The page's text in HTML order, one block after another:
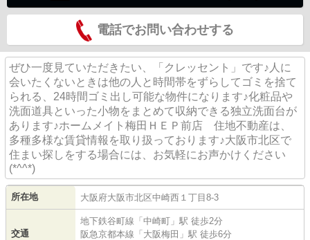
電話でお問い合わせする
ぜひ一度見ていただきたい、「クレッセント」です♪人に
会いたくないときは他の人と時間帯をずらしてゴミを捨て
られる、24時間ゴミ出し可能な物件になります♪化粧品や
洗面道具といった小物をまとめて収納できる独立洗面台が
あります♪ホームメイト梅田ＨＥＰ前店 住地不動産は、
多種多様な賃貸情報を取り扱っております♪大阪市北区で
住まい探しをする場合には、お気軽にお声かけください
(*^^*)
所在地 大阪府大阪市北区中崎西 １丁目8-3
交通
地下鉄谷町線 「 中崎町 」駅 徒歩2分
阪急京都本線 「 大阪梅田 」駅 徒歩6分